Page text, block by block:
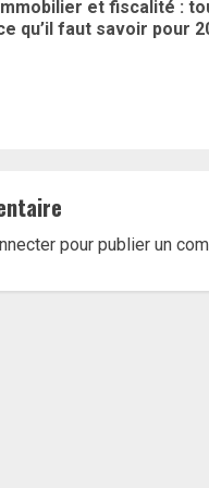
et fiscalité :
qu’il faut savoir pour
pour publier un